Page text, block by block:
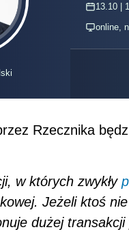
13.10 |
online,
Rzecznika
w których zwykły
Jeżeli ktoś
dużej